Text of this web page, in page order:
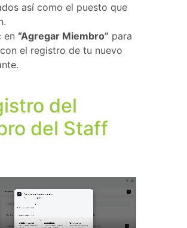
así como el puesto que
en “Agregar Miembro” para
el registro de tu nuevo
del
del Staff